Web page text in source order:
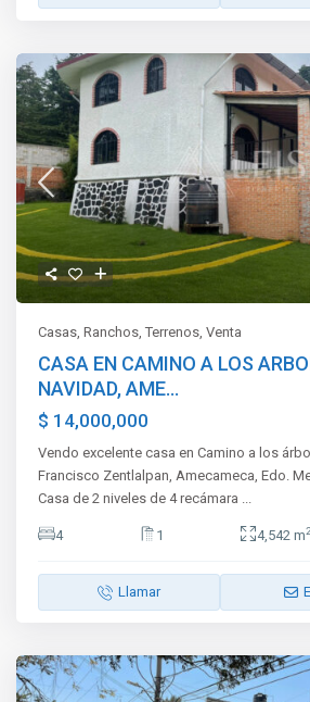
Casas,Ranchos,Terrenos,Venta
CASA EN CAMINO A LOS
NAVIDAD, AME...
$ 14,000,000
Vendo excelente casa en Camino a los
Francisco Zentlalpan, Amecameca, Edo.
Casa de 2 niveles de 4 recámara ...
4 1 4,542 m2
Llamar